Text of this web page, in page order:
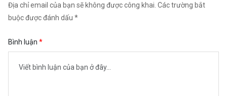
Địa chỉ email của bạn sẽ không được công khai. Các trường bắt
buộc được đánh dấu *
Bình luận